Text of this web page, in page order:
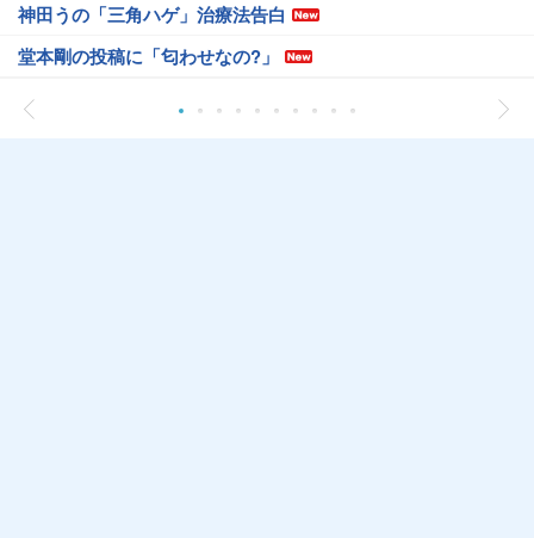
神田うの「三角ハゲ」治療法告白
堂本剛の投稿に「匂わせなの?」